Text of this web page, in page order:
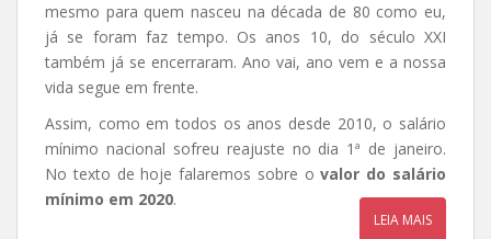
mesmo para quem nasceu na década de 80 como eu,
já se foram faz tempo. Os anos 10, do século XXI
também já se encerraram. Ano vai, ano vem e a nossa
vida segue em frente.
Assim, como em todos os anos desde 2010, o salário
mínimo nacional sofreu reajuste no dia 1ª de janeiro.
No texto de hoje falaremos sobre ovalor do salário
mínimo em 2020.
LEIA MAIS